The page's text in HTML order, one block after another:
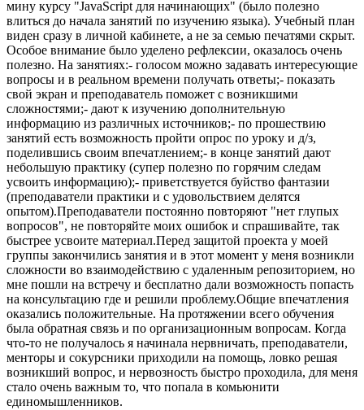
мину курсу "JavaScript для начинающих" (было полезно
влиться до начала занятий по изучению языка). Учебный план
виден сразу в личной кабинете, а не за семью печатями скрыт.
Особое внимание было уделено рефлексии, оказалось очень
полезно. На занятиях:- голосом можно задавать интересующие
вопросы и в реальном времени получать ответы;- показать
свой экран и преподаватель поможет с возникшими
сложностями;- дают к изучению дополнительную
информацию из различных источников;- по прошествию
занятий есть возможность пройти опрос по уроку и д/з,
поделившись своим впечатлением;- в конце занятий дают
небольшую практику (супер полезно по горячим следам
усвоить информацию);- приветствуется буйство фантазии
(преподаватели практики и с удовольствием делятся
опытом).Преподаватели постоянно повторяют "нет глупых
вопросов", не повторяйте моих ошибок и спрашивайте, так
быстрее усвоите материал.Перед защитой проекта у моей
группы закончились занятия и в этот момент у меня возникли
сложности во взаимодействию с удаленным репозиторием, но
мне пошли на встречу и бесплатно дали возможность попасть
на консультацию где и решили проблему.Общие впечатления
оказались положительные. На протяжении всего обучения
была обратная связь и по организационным вопросам. Когда
что-то не получалось я начинала нервничать, преподаватели,
менторы и сокурсники приходили на помощь, ловко решая
возникший вопрос, и нервозность быстро проходила, для меня
стало очень важным то, что попала в комьюнити
единомышленников.